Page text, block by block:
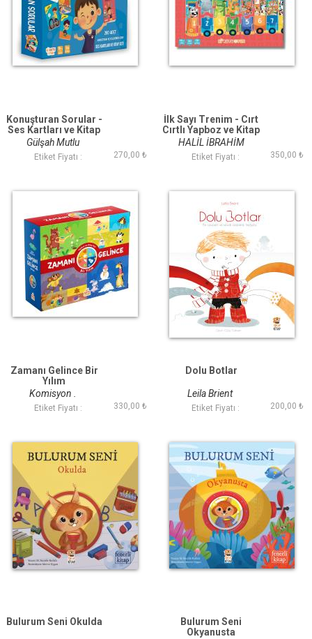
Konuşturan Sorular -
Ses Kartları ve Kitap
Seti
Gülşah Mutlu
Etiket Fiyatı : 270,00 ₺
İlk Sayı Trenim - Cırt
Cırtlı Yapboz ve Kitap
Seti
HALİL İBRAHİM
ÖZTÜRK
Etiket Fiyatı : 350,00 ₺
Zamanı Gelince Bir
Yılım
Komisyon .
Etiket Fiyatı : 330,00 ₺
Dolu Botlar
Leila Brient
Etiket Fiyatı : 200,00 ₺
Bulurum Seni Okulda
Bulurum Seni
Okyanusta